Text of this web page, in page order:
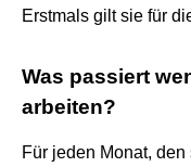
Erstmals gilt sie für
Was passiert
arbeiten?
Für jeden Monat,